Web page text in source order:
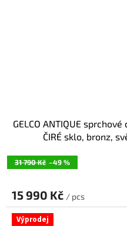
31 790 Kč –49 %
GELCO ANTIQUE
ČIRÉ sklo, bronz,
15 990 Kč / pcs
Výprodej